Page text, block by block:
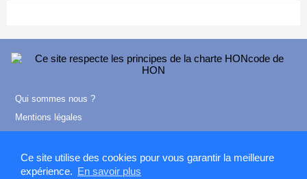
Ce site utilise des cookies pour vous garantir la meilleure
expérience. En savoir plus
Qui sommes nous ?
Mentions légales